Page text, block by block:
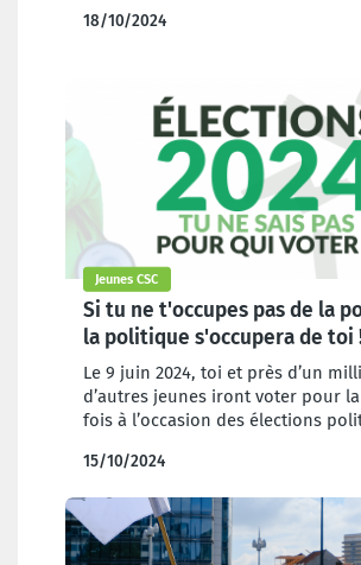
18/10/2024
Jeunes CSC
Si tu ne t'occupes pas de la
la politique s'occupera de toi
Le 9 juin 2024, toi et près d’un
d’autres jeunes iront voter pour
fois à l’occasion des élections
donner sa voix ne va pas de soi et
entre les discours politiques et
concrètes que proposent les
15/10/2024